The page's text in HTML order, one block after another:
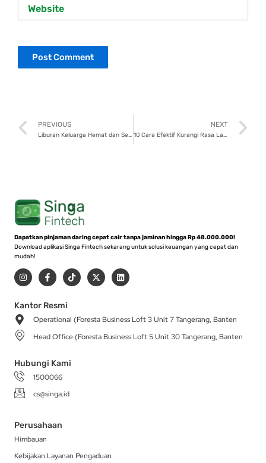
Prev
PREVIOUS
Liburan Keluarga Hemat dan Seru? Simak 7 Tips Ini!
NEXT
10 Cara Efektif Kurangi Rasa Lapar dan Haus saat Puasa, Coba deh!
Dapatkan pinjaman daring cepat cair tanpa jaminan hingga Rp 48.000.000!
Download aplikasi Singa Fintech sekarang untuk solusi keuangan yang cepat dan
mudah!
I
n
s
a
g
r
a
m
F
a
c
b
o
-
T
i
k
X
-
t
t
r
L
i
n
i
Kantor Resmi
Operational (Foresta Business Loft 3 Unit 7 Tangerang, Banten
Head Office (Foresta Business Loft 5 Unit 30 Tangerang, Banten
Hubungi Kami
1500066
cs@singa.id
Perusahaan
Himbauan
Kebijakan Layanan Pengaduan